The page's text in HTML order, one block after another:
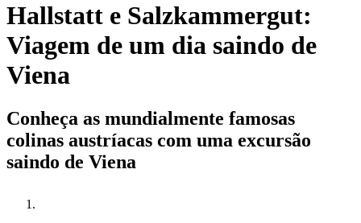
Hallstatt e Salzkammergut:
Viagem de um dia saindo de
Viena
Conheça as mundialmente famosas
colinas austríacas com uma excursão
saindo de Viena